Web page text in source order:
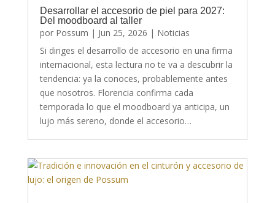
Desarrollar el accesorio de piel para 2027:
Del moodboard al taller
por Possum | Jun 25, 2026 | Noticias
Si diriges el desarrollo de accesorio en una firma
internacional, esta lectura no te va a descubrir la
tendencia: ya la conoces, probablemente antes
que nosotros. Florencia confirma cada
temporada lo que el moodboard ya anticipa, un
lujo más sereno, donde el accesorio…